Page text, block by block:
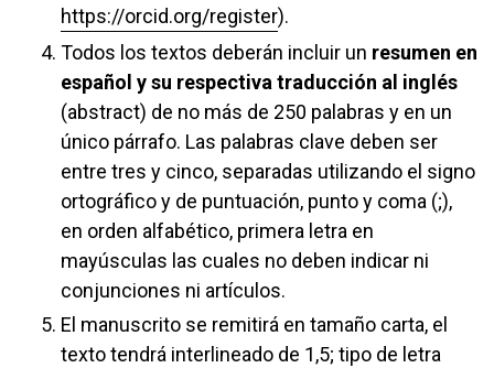
https://orcid.org/register).
Todos los textos deberán incluir un resumen en
español y su respectiva traducción al inglés
(abstract) de no más de 250 palabras y en un
único párrafo. Las palabras clave deben ser
entre tres y cinco, separadas utilizando el signo
ortográfico y de puntuación, punto y coma (;),
en orden alfabético, primera letra en
mayúsculas las cuales no deben indicar ni
conjunciones ni artículos.
El manuscrito se remitirá en tamaño carta, el
texto tendrá interlineado de 1,5; tipo de letra